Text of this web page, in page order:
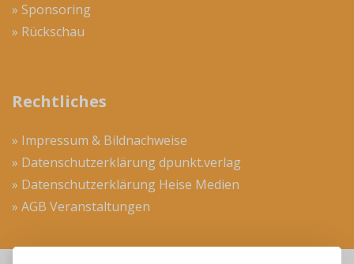
» Sponsoring
» Rückschau
Rechtliches
» Impressum & Bildnachweise
» Datenschutzerklärung dpunkt.verlag
» Datenschutzerklärung Heise Medien
» AGB Veranstaltungen